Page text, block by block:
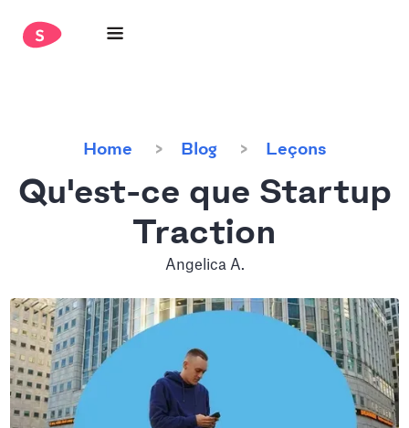
Home Blog Leçons
Qu'est-ce que Startup
Traction
Angelica A.